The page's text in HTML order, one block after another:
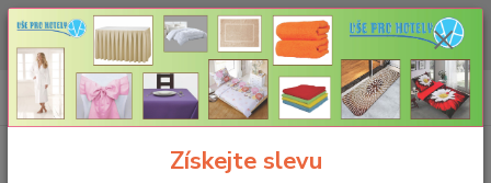
CHCETE NAKOUPIT VĚTŠÍ MNOŽSTVÍ NAŠICH PRODUKTŮ ZA LEPŠÍ
CENU? Klikněte ZDE
CZK
+420 773 794 023
Pondělí-pátek 9-16 hodin
0ks
za0 Kč
Získejte slevu